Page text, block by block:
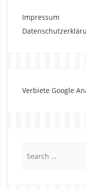
Impressum
Verbiete Google